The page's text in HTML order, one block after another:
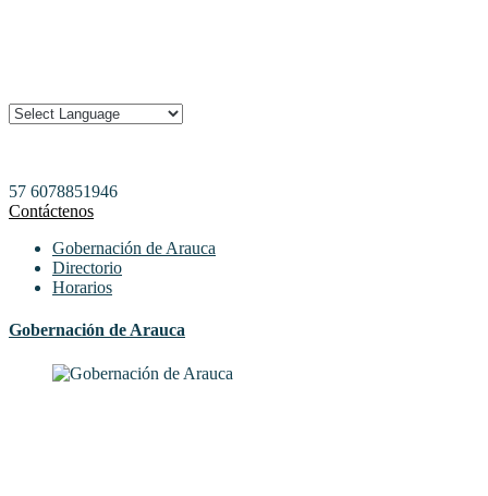
57 6078851946
Contáctenos
Gobernación de Arauca
Directorio
Horarios
Gobernación de Arauca